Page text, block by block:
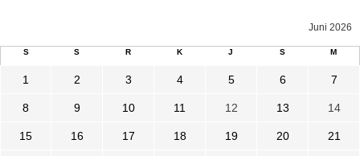
Juni 2026
S S R K J S M
1 2 3 4 5 6 7
8 9 10 11 12 13 14
15 16 17 18 19 20 21